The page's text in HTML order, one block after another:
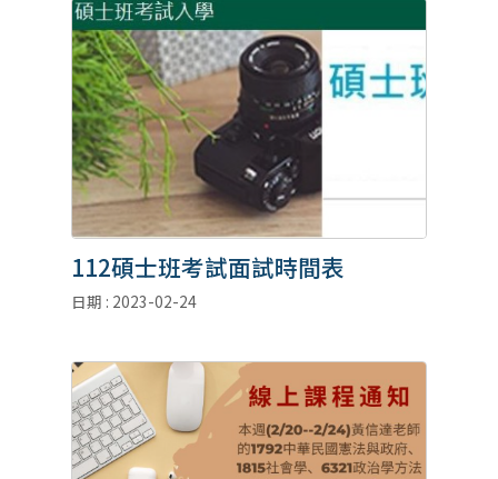
112碩士班考試面試時間表
日期 : 2023-02-24